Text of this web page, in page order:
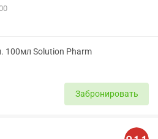
100мл Solution Pharm
Забронировать